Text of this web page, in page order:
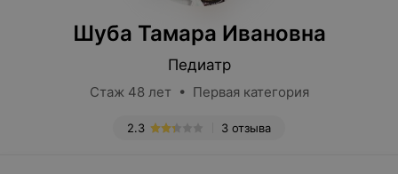
Шуба Тамара Ивановна
Педиатр
Стаж 48 лет • Первая категория
3 отзыва
2.3